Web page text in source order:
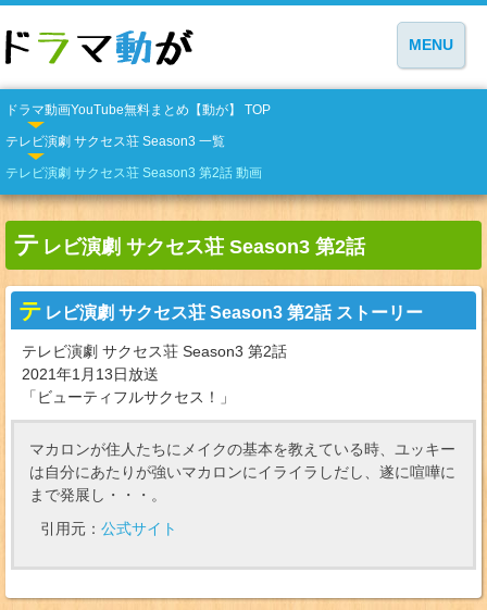
MENU
ドラマ動画YouTube無料まとめ【動が】 TOP
テレビ演劇 サクセス荘 Season3 一覧
テレビ演劇 サクセス荘 Season3 第2話 動画
テ レビ演劇 サクセス荘 Season3 第2話
テ レビ演劇 サクセス荘 Season3 第2話 ストーリー
テレビ演劇 サクセス荘 Season3 第2話
2021年1月13日放送
「ビューティフルサクセス！」
マカロンが住人たちにメイクの基本を教えている時、ユッキー
は自分にあたりが強いマカロンにイライラしだし、遂に喧嘩に
まで発展し・・・。
引用元： 公式サイト